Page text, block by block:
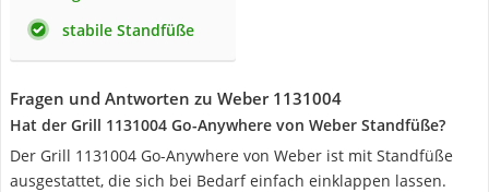
stabile Standfüße
Fragen und Antworten zu Weber 1131004
Hat der Grill 1131004 Go-Anywhere von Weber Standfüße?
Der Grill 1131004 Go-Anywhere von Weber ist mit Standfüße
ausgestattet, die sich bei Bedarf einfach einklappen lassen.